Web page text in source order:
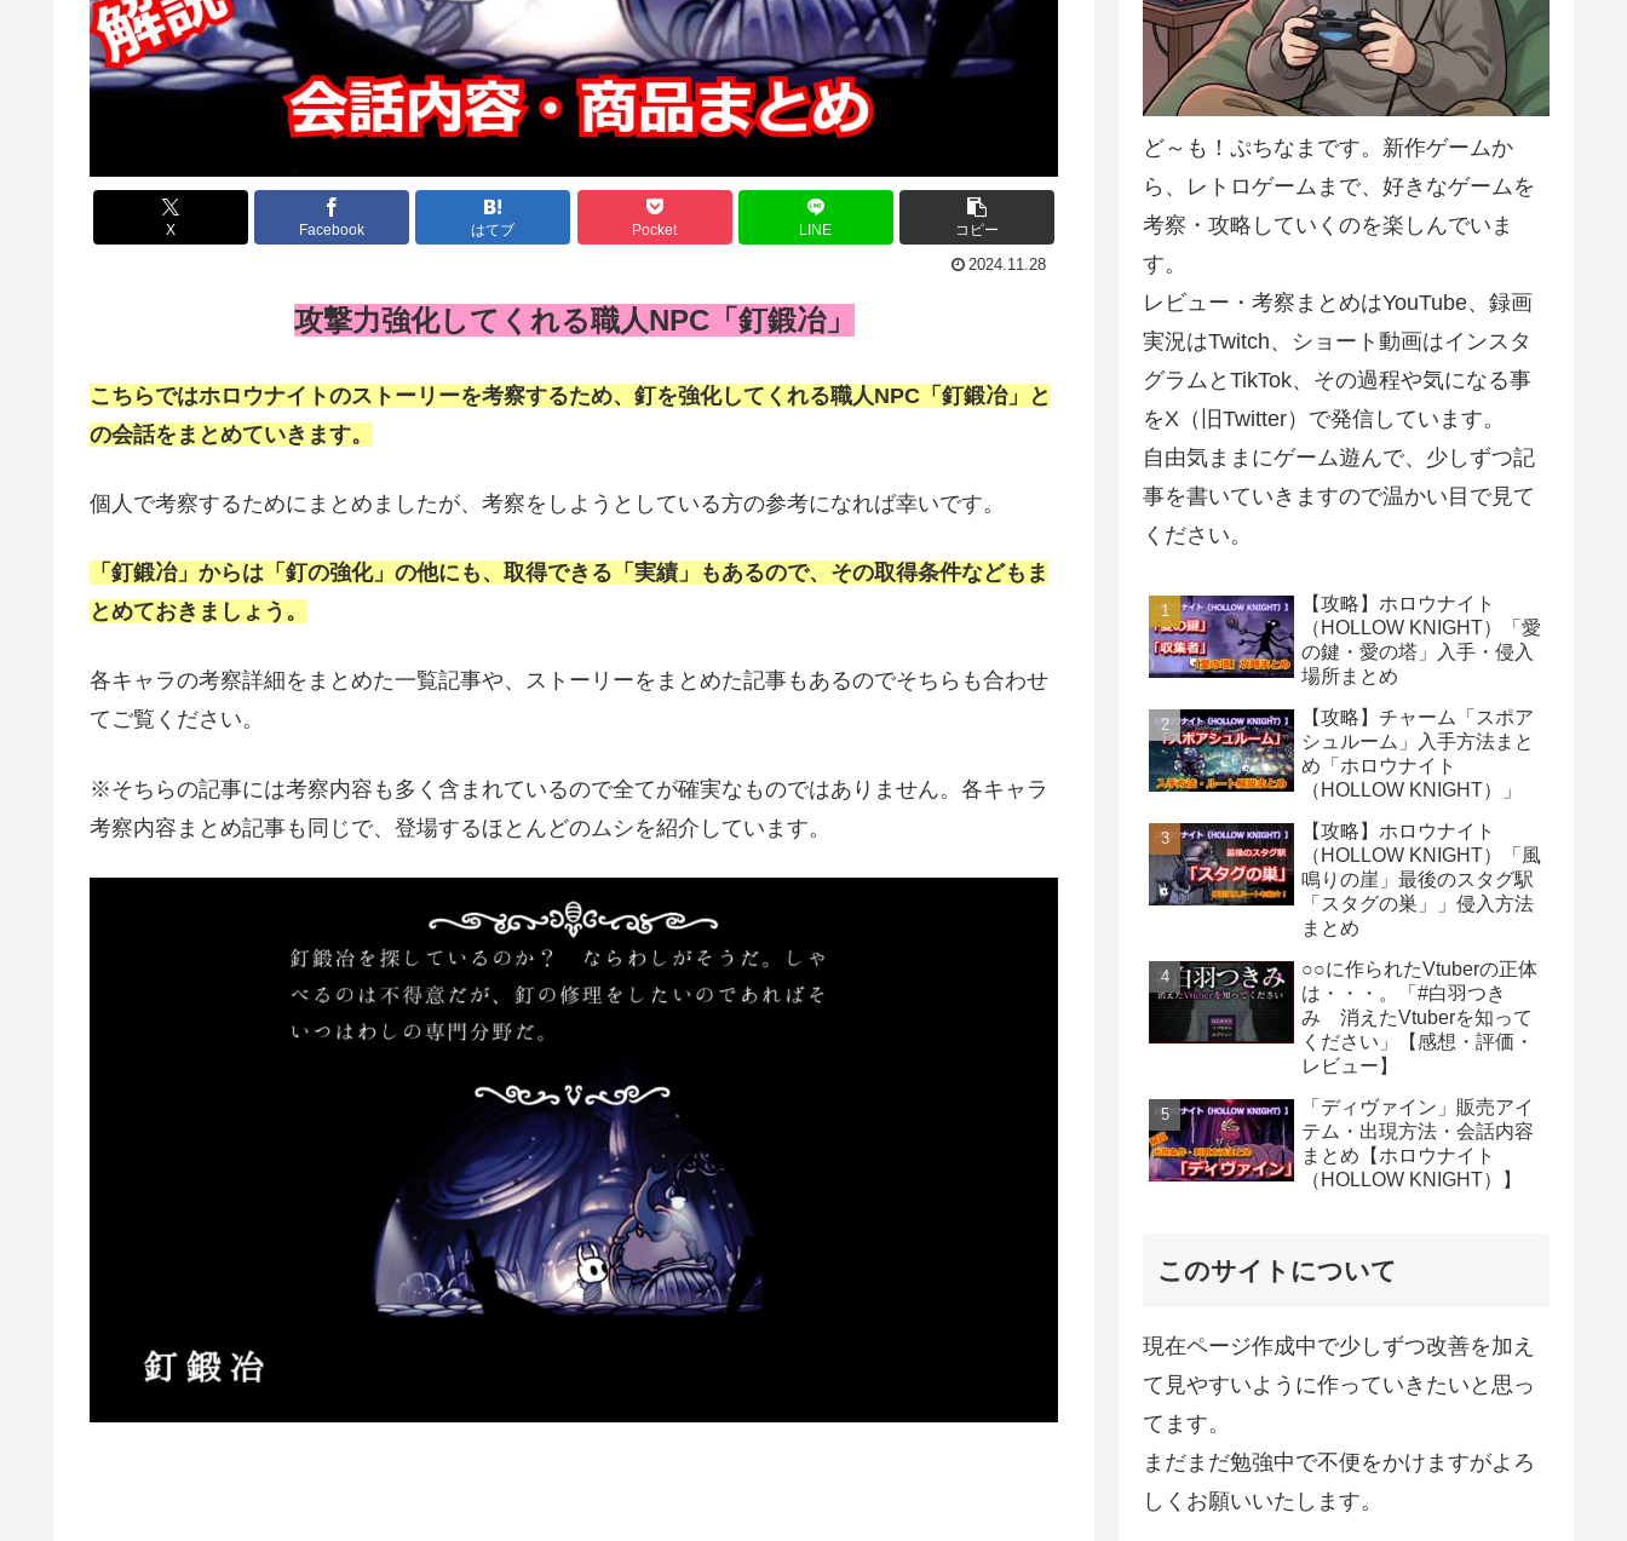
X Facebook はてブ Pocket LINE コピー
2024.11.28
攻撃力強化してくれる職人NPC「釘鍛冶」
こちらではホロウナイトのストーリーを考察するため、釘を強化してくれる職人NPC「釘鍛冶」と
の会話をまとめていきます。
個人で考察するためにまとめましたが、考察をしようとしている方の参考になれば幸いです。
「釘鍛冶」からは「釘の強化」の他にも、取得できる「実績」もあるので、その取得条件などもま
とめておきましょう。
各キャラの考察詳細をまとめた一覧記事や、ストーリーをまとめた記事もあるのでそちらも合わせ
てご覧ください。
※そちらの記事には考察内容も多く含まれているので全てが確実なものではありません。各キャラ
考察内容まとめ記事も同じで、登場するほとんどのムシを紹介しています。
ど～も！ぷちなまです。新作ゲームか
ら、レトロゲームまで、好きなゲームを
考察・攻略していくのを楽しんでいま
す。
レビュー・考察まとめはYouTube、録画
実況はTwitch、ショート動画はインスタ
グラムとTikTok、その過程や気になる事
をX（旧Twitter）で発信しています。
自由気ままにゲーム遊んで、少しずつ記
事を書いていきますので温かい目で見て
ください。
【攻略】ホロウナイト
（HOLLOW KNIGHT）「愛
の鍵・愛の塔」入手・侵入
場所まとめ
【攻略】チャーム「スポア
シュルーム」入手方法まと
め「ホロウナイト
（HOLLOW KNIGHT）」
【攻略】ホロウナイト
（HOLLOW KNIGHT）「風
鳴りの崖」最後のスタグ駅
「スタグの巣」」侵入方法
まとめ
○○に作られたVtuberの正体
は・・・。「#白羽つき
み 消えたVtuberを知って
ください」【感想・評価・
レビュー】
「ディヴァイン」販売アイ
テム・出現方法・会話内容
まとめ【ホロウナイト
（HOLLOW KNIGHT）】
このサイトについて
現在ページ作成中で少しずつ改善を加え
て見やすいように作っていきたいと思っ
てます。
まだまだ勉強中で不便をかけますがよろ
しくお願いいたします。